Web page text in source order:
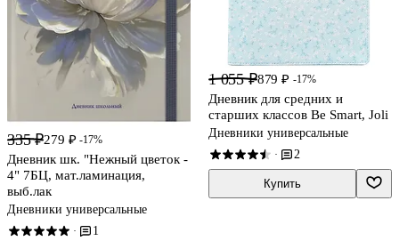
335 ₽279 ₽ -17%
Дневник шк. "Нежный цветок -
4" 7БЦ, мат.ламинация,
выб.лак
Дневники универсальные
· 1
1 055 ₽879 ₽ -17%
Дневник для средних и
старших классов Be Smart, Joli
Дневники универсальные
· 2
Купить